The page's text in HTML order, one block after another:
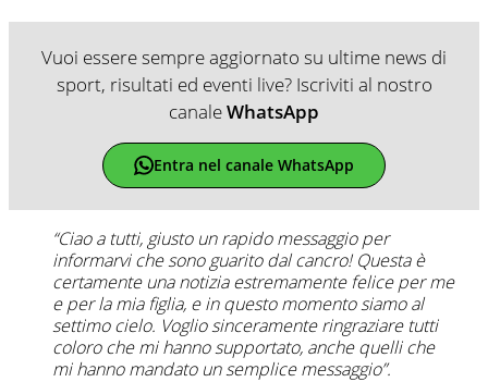
Vuoi essere sempre aggiornato su ultime news di
sport, risultati ed eventi live? Iscriviti al nostro
canaleWhatsApp
Entra nel canale WhatsApp
“Ciao a tutti, giusto un rapido messaggio per
informarvi che sono guarito dal cancro! Questa è
certamente una notizia estremamente felice per me
e per la mia figlia, e in questo momento siamo al
settimo cielo. Voglio sinceramente ringraziare tutti
coloro che mi hanno supportato, anche quelli che
mi hanno mandato un semplice messaggio”.